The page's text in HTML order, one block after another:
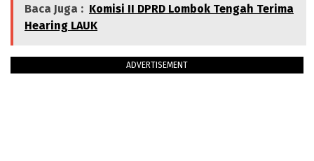
Baca Juga : Komisi II DPRD Lombok Tengah Terima
Hearing LAUK
ADVERTISEMENT